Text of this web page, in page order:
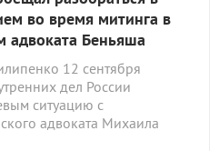
во время митинга в
адвоката Беньяша
12 сентября
дел России
ситуацию с
адвоката Михаила